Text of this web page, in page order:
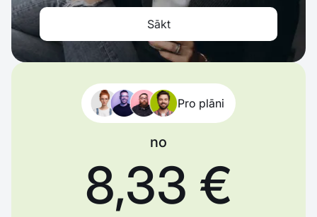
Sākt
Pro plāni
no
8,33 €